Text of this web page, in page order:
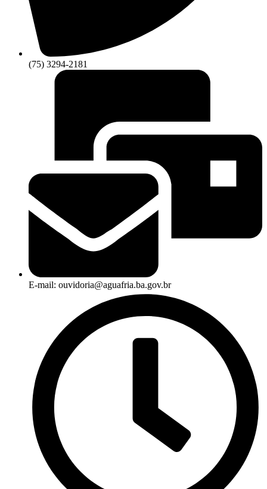
(75) 3294-2181
E-mail: ouvidoria@aguafria.ba.gov.br